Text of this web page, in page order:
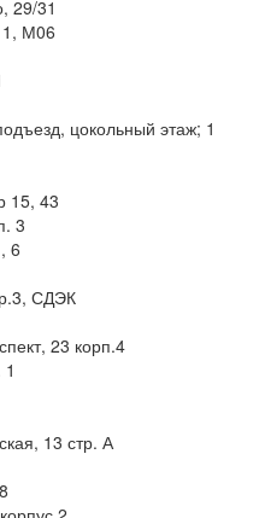
29/31
1, М06
цокольный этаж; 1
15, 43
3
6
СДЭК
23 корп.4
13 стр. А